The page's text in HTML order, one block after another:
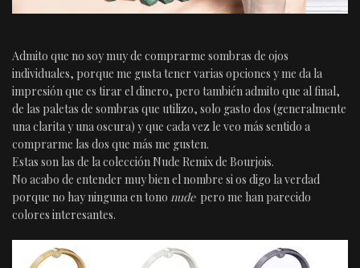
Admito que no soy muy de comprarme sombras de ojos
individuales, porque me gusta tener varias opciones y me da la
impresión que es tirar el dinero, pero también admito que al final,
de las paletas de sombras que utilizo, solo gasto dos (generalmente
una clarita y una oscura) y que cada vez le veo más sentido a
comprarme las dos que más me gusten.
Estas son las de la colección Nude Remix de Bourjois.
No acabo de entender muy bien el nombre si os digo la verdad
porque no hay ninguna en tono nude pero me han parecido
colores interesantes.